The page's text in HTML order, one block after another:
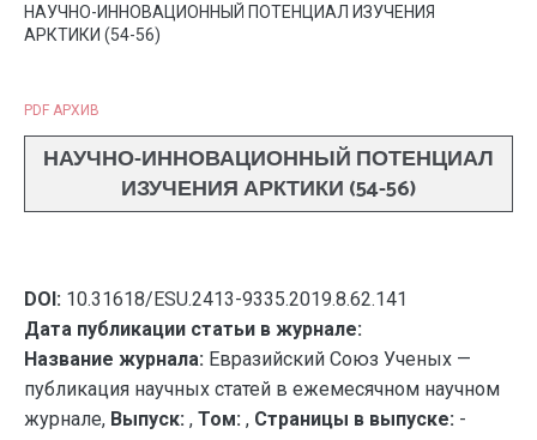
НАУЧНО-ИННОВАЦИОННЫЙ ПОТЕНЦИАЛ ИЗУЧЕНИЯ
АРКТИКИ (54-56)
PDF АРХИВ
НАУЧНО-ИННОВАЦИОННЫЙ ПОТЕНЦИАЛ
ИЗУЧЕНИЯ АРКТИКИ (54-56)
DOI: 10.31618/ESU.2413-9335.2019.8.62.141
Дата публикации статьи в журнале:
Название журнала: Евразийский Союз Ученых —
публикация научных статей в ежемесячном научном
журнале, Выпуск: , Том: , Страницы в выпуске: -